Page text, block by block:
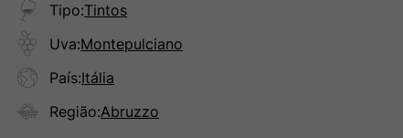
Tipo:Tintos
Uva:Montepulciano
País:Itália
Região:Abruzzo